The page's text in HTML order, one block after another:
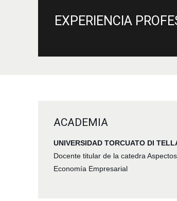
EXPERIENCIA
ACADEMIA
UNIVERSIDAD TORCUATO DI
Docente titular de la catedra
Economía Empresarial